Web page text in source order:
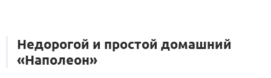
Недорогой и простой домашний
«Наполеон»